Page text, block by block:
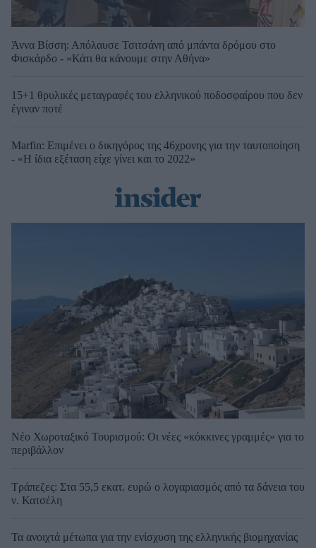
Άννα Βίσση: Απόλαυσε Τσιτσάνη από μπάντα δρόμου στο
Φισκάρδο - «Κάτι θα κάνουμε στην Αθήνα»
15+1 θρυλικές μεταγραφές του ελληνικού ποδοσφαίρου που δεν
έγιναν ποτέ
Marfin: Επιμένει ο δικηγόρος της 46χρονης για την ταυτοποίηση
- «Η ίδια εξέταση είχε γίνει και το 2022»
Νέο Χωροταξικό Τουρισμού: Οι νέες «κόκκινες γραμμές» για το
περιβάλλον
Τράπεζες: Στα 55,5 εκατ. ευρώ ο λογαριασμός από τα δάνεια του
ν. Κατσέλη
Τα ανοιχτά μέτωπα για την ενίσχυση της ελληνικής βιομηχανίας